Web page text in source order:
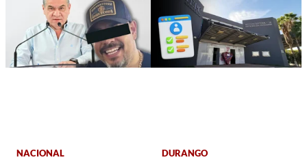
NACIONAL DURANGO